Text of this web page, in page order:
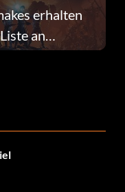
erhalten
an